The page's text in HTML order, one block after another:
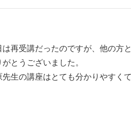
再受講だったのですが、他の方
とうございました。
先生の講座はとても分かりやすく